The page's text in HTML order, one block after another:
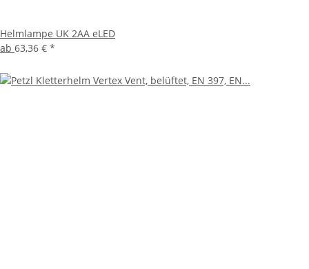
Helmlampe UK 2AA eLED
ab 63,36 € *